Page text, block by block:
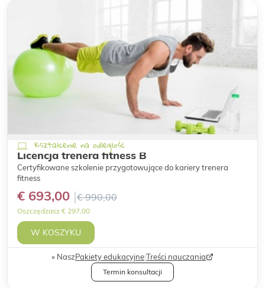
Kształcenie na odległość
Licencja trenera fitness B
Certyfikowane szkolenie przygotowujące do kariery trenera
fitness
€ 693,00 € 990,00
Oszczędzasz € 297,00
W KOSZYKU
NaszPakiety edukacyjne|Treści nauczania
Termin konsultacji